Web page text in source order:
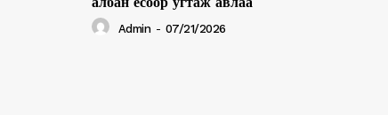
Admin - 07/21/2026